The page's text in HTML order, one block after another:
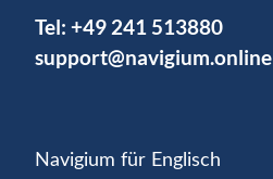
Tel: +49 241 513880
support@navigium.online
Navigium für Englisch